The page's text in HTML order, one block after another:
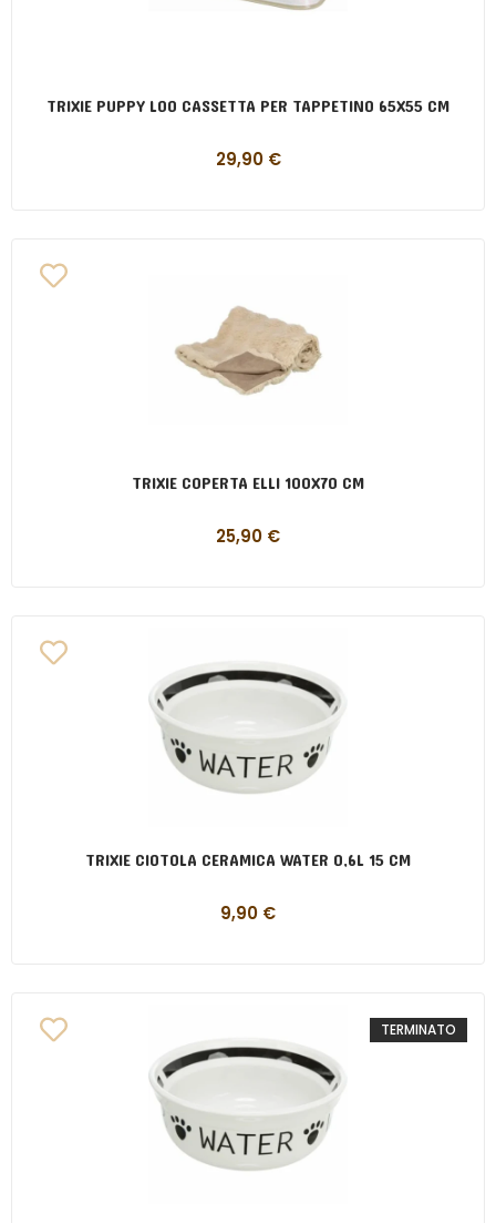
TRIXIE PUPPY LOO CASSETTA PER TAPPETINO 65X55 CM
29,90 €
TRIXIE COPERTA ELLI 100X70 CM
25,90 €
TRIXIE CIOTOLA CERAMICA WATER 0,6L 15 CM
9,90 €
TERMINATO